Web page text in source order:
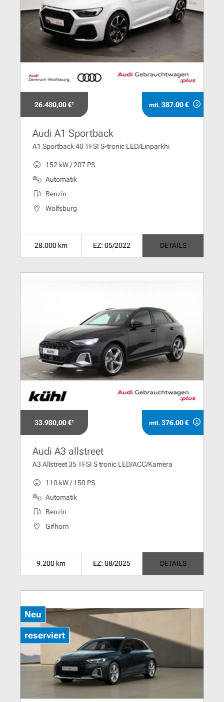
26.480,00 €¹ mtl. 387.00 €
Audi A1 Sportback
A1 Sportback 40 TFSI S-tronic LED/Einparkhi
152 kW / 207 PS
Automatik
Benzin
Wolfsburg
28.000 km EZ: 05/2022 DETAILS
33.980,00 €¹ mtl. 376.00 €
Audi A3 allstreet
A3 Allstreet 35 TFSI S tronic LED/ACC/Kamera
110 kW / 150 PS
Automatik
Benzin
Gifhorn
9.200 km EZ: 08/2025 DETAILS
Neu
reserviert